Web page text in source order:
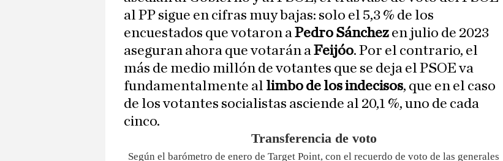
al PP sigue en cifras muy bajas: solo el 5,3 % de los
encuestados que votaron aPedro Sánchez en julio de 2023
aseguran ahora que votarán aFeijóo. Por el contrario, el
más de medio millón de votantes que se deja el PSOE va
fundamentalmente al limbo de los indecisos, que en el caso
de los votantes socialistas asciende al 20,1 %, uno de cada
cinco.